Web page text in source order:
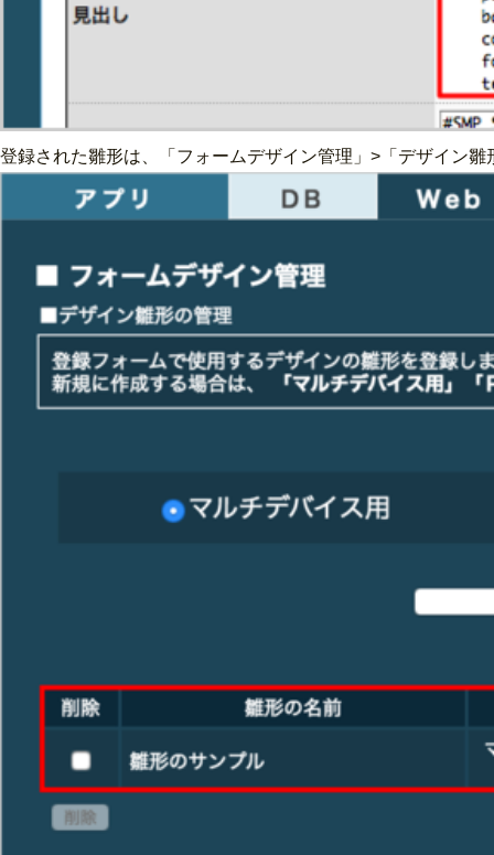
登録された雛形は、「フォームデザイン管理」>「デザイン